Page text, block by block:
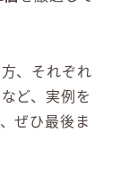
、それぞれ
ど、実例を
ぜひ最後ま